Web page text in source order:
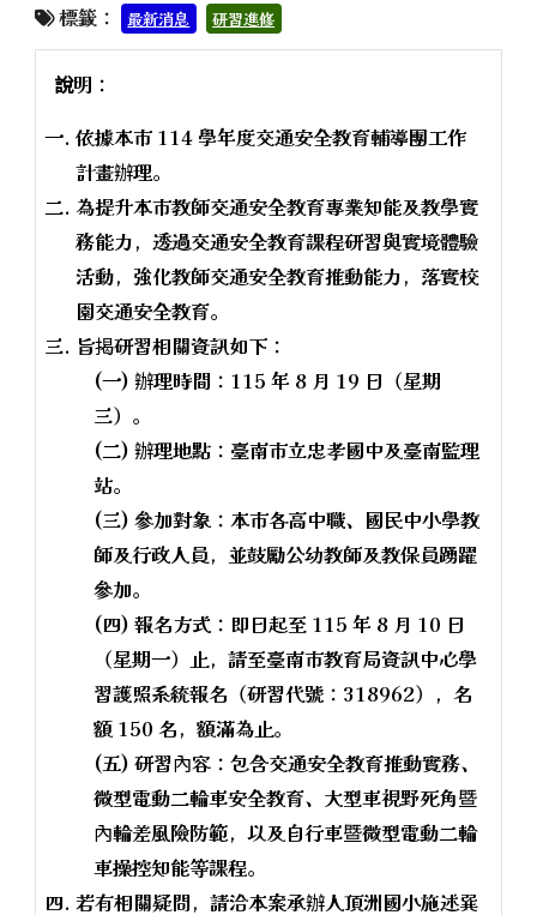
標籤： 最新消息 研習進修
說明：
依據本市 114 學年度交通安全教育輔導團工作
計畫辦理。
為提升本市教師交通安全教育專業知能及教學實
務能力，透過交通安全教育課程研習與實境體驗
活動，強化教師交通安全教育推動能力，落實校
園交通安全教育。
旨揭研習相關資訊如下：
(一) 辦理時間：115 年 8 月 19 日（星期
三）。
(二) 辦理地點：臺南市立忠孝國中及臺南監理
站。
(三) 參加對象：本市各高中職、國民中小學教
師及行政人員，並鼓勵公幼教師及教保員踴躍
參加。
(四) 報名方式：即日起至 115 年 8 月 10 日
（星期一）止，請至臺南市教育局資訊中心學
習護照系統報名（研習代號：318962），名
額 150 名，額滿為止。
(五) 研習內容：包含交通安全教育推動實務、
微型電動二輪車安全教育、大型車視野死角暨
內輪差風險防範，以及自行車暨微型電動二輪
車操控知能等課程。
若有相關疑問，請洽本案承辦人頂洲國小施述巽